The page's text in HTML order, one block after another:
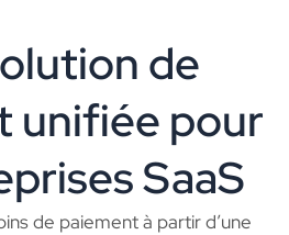
de
unifiée pour
SaaS
de paiement à partir d’une